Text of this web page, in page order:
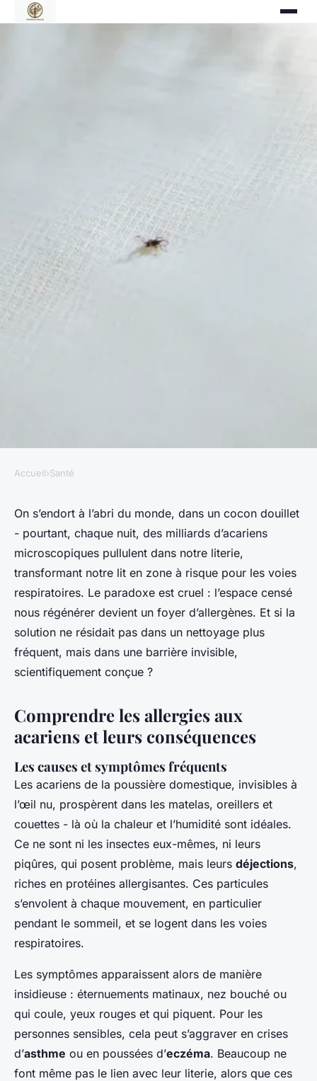
Comparatif des housses anti
acarien pour une literie saine
Luigi•10/06/2026 08:40 •10 min de lecture
Accueil›Santé
On s’endort à l’abri du monde, dans un cocon douillet
- pourtant, chaque nuit, des milliards d’acariens
microscopiques pullulent dans notre literie,
transformant notre lit en zone à risque pour les voies
respiratoires. Le paradoxe est cruel : l’espace censé
nous régénérer devient un foyer d’allergènes. Et si la
solution ne résidait pas dans un nettoyage plus
fréquent, mais dans une barrière invisible,
scientifiquement conçue ?
Comprendre les allergies aux
acariens et leurs conséquences
Les causes et symptômes fréquents
Les acariens de la poussière domestique, invisibles à
l’œil nu, prospèrent dans les matelas, oreillers et
couettes - là où la chaleur et l’humidité sont idéales.
Ce ne sont ni les insectes eux-mêmes, ni leurs
piqûres, qui posent problème, mais leurs déjections,
riches en protéines allergisantes. Ces particules
s’envolent à chaque mouvement, en particulier
pendant le sommeil, et se logent dans les voies
respiratoires.
Les symptômes apparaissent alors de manière
insidieuse : éternuements matinaux, nez bouché ou
qui coule, yeux rouges et qui piquent. Pour les
personnes sensibles, cela peut s’aggraver en crises
d’asthme ou en poussées d’eczéma. Beaucoup ne
font même pas le lien avec leur literie, alors que ces